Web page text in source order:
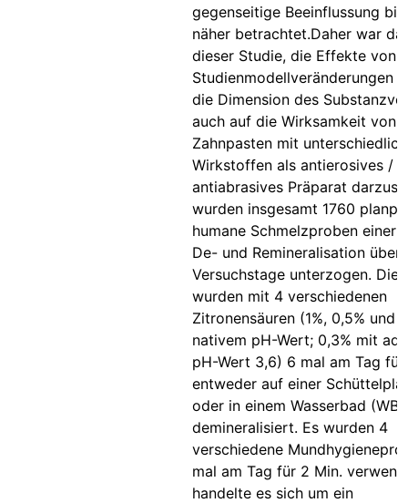
gegenseitige Beeinflussung
näher betrachtet.Daher war
dieser Studie, die Effekte von
Studienmodellveränderungen
die Dimension des
auch auf die Wirksamkeit von
Zahnpasten mit
Wirkstoffen als antierosives /
antiabrasives Präparat
wurden insgesamt 1760
humane Schmelzproben einer
De- und Remineralisation über
Versuchstage unterzogen. Die
wurden mit 4 verschiedenen
Zitronensäuren (1%, 0,5% und
nativem pH-Wert; 0,3% mit
pH-Wert 3,6) 6 mal am Tag für
entweder auf einer
oder in einem Wasserbad (WB)
demineralisiert. Es wurden 4
verschiedene
mal am Tag für 2 Min.
handelte es sich um ein